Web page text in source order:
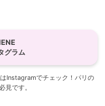
グラム
Instagramでチェック！パリの
見です。